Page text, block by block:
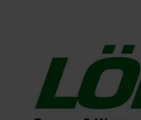
Hauptnavigation